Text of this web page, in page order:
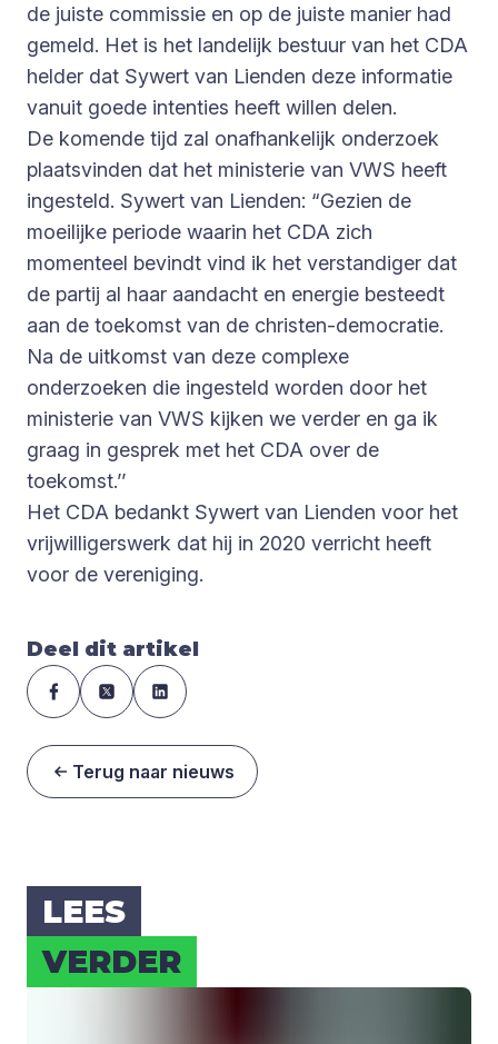
de juiste commissie en op de juiste manier had
gemeld. Het is het landelijk bestuur van het CDA
helder dat Sywert van Lienden deze informatie
vanuit goede intenties heeft willen delen.
De komende tijd zal onafhankelijk onderzoek
plaatsvinden dat het ministerie van VWS heeft
ingesteld. Sywert van Lienden: “Gezien de
moeilijke periode waarin het CDA zich
momenteel bevindt vind ik het verstandiger dat
de partij al haar aandacht en energie besteedt
aan de toekomst van de christen-democratie.
Na de uitkomst van deze complexe
onderzoeken die ingesteld worden door het
ministerie van VWS kijken we verder en ga ik
graag in gesprek met het CDA over de
toekomst.’’
Het CDA bedankt Sywert van Lienden voor het
vrijwilligerswerk dat hij in 2020 verricht heeft
voor de vereniging.
Deel dit artikel
Terug naar nieuws
LEES
VER­DER